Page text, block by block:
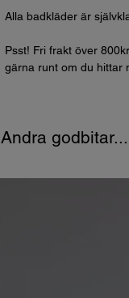
Alla badkläder är
Psst! Fri frakt över
gärna runt om du hittar
Andra godbitar...